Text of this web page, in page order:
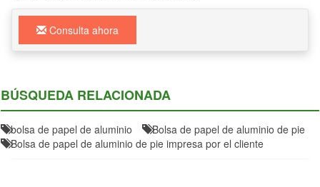
Consulta ahora
BÚSQUEDA RELACIONADA
bolsa de papel de aluminio
Bolsa de papel de aluminio de pie
Bolsa de papel de aluminio de pie impresa por el cliente